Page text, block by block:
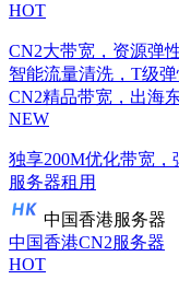
HOT
CN2大带宽，资源弹
智能流量清洗，T级
CN2精品带宽，出海
NEW
独享200M优化带宽，
服务器租用
中国香港服务器
中国香港CN2服务器
HOT